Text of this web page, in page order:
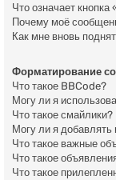
Что означает
Почему моё
Как мне вновь
Форматирование
Что такое BBCode?
Могу ли я
Что такое смайлики?
Могу ли я
Что такое важные
Что такое
Что такое